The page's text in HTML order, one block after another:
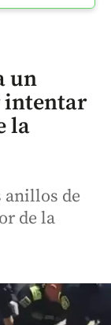
un
intentar
la
de
de la